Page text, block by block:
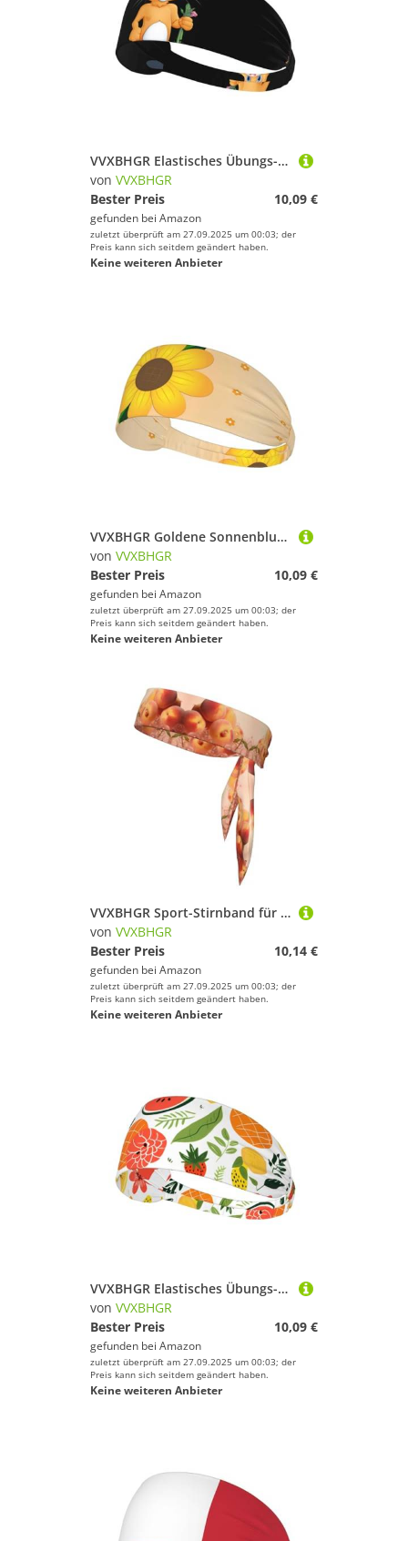
VVXBHGR Elastisches Übungs-Stirnband mit gelbem Kaninchen-Druck, für Damen und Herren, weich, schnell trocknend
von VVXBHGR
Bester Preis
10,09 €
gefunden bei Amazon
zuletzt überprüft am 27.09.2025 um 00:03; der
Preis kann sich seitdem geändert haben.
Keine weiteren Anbieter
VVXBHGR Goldene Sonnenblumen-Drucke, elastisches Übungs-Stirnband, Sport-Kopfband für Damen und Herren, weich, schnell trocknend
von VVXBHGR
Bester Preis
10,09 €
gefunden bei Amazon
zuletzt überprüft am 27.09.2025 um 00:03; der
Preis kann sich seitdem geändert haben.
Keine weiteren Anbieter
VVXBHGR Sport-Stirnband für Damen und Herren, weich und atmungsaktiv, feuchtigkeitsableitend, sportlich
von VVXBHGR
Bester Preis
10,14 €
gefunden bei Amazon
zuletzt überprüft am 27.09.2025 um 00:03; der
Preis kann sich seitdem geändert haben.
Keine weiteren Anbieter
VVXBHGR Elastisches Übungs-Stirnband mit Fruchtmotiven, für Damen und Herren, weich, schnell trocknend
von VVXBHGR
Bester Preis
10,09 €
gefunden bei Amazon
zuletzt überprüft am 27.09.2025 um 00:03; der
Preis kann sich seitdem geändert haben.
Keine weiteren Anbieter